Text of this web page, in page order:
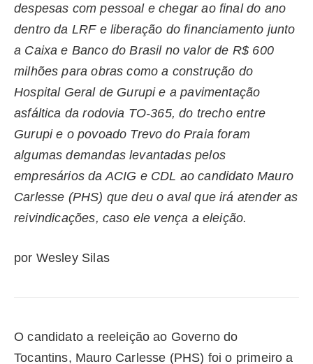
despesas com pessoal e chegar ao final do ano
dentro da LRF e liberação do financiamento junto
a Caixa e Banco do Brasil no valor de R$ 600
milhões para obras como a construção do
Hospital Geral de Gurupi e a pavimentação
asfáltica da rodovia TO-365, do trecho entre
Gurupi e o povoado Trevo do Praia foram
algumas demandas levantadas pelos
empresários da ACIG e CDL ao candidato Mauro
Carlesse (PHS) que deu o aval que irá atender as
reivindicações, caso ele vença a eleição.
por Wesley Silas
O candidato a reeleição ao Governo do
Tocantins, Mauro Carlesse (PHS) foi o primeiro a